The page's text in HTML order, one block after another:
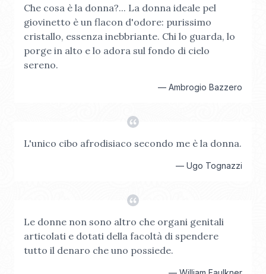
Che cosa è la donna?... La donna ideale pel
giovinetto è un flacon d'odore: purissimo
cristallo, essenza inebbriante. Chi lo guarda, lo
porge in alto e lo adora sul fondo di cielo
sereno.
— Ambrogio Bazzero
L'unico cibo afrodisiaco secondo me è la donna.
— Ugo Tognazzi
Le donne non sono altro che organi genitali
articolati e dotati della facoltà di spendere
tutto il denaro che uno possiede.